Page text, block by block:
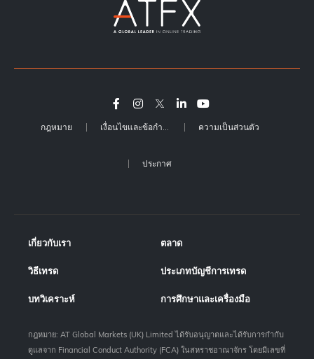
กฎหมาย ความเป็นส่วนตัว
ประกาศ
เกี่ยวกับเรา ตลาด
วิธีเทรด ประเภทบัญชีการเทรด
บทวิเคราะห์ การศึกษาและเครื่องมือ
กฎหมาย: AT Global Markets (UK) Limited ได้รับอนุญาตและได้รับการกำกับ
ดูแลจาก Financial Conduct Authority (FCA) ในสหราชอาณาจักร โดยมีเลขที่